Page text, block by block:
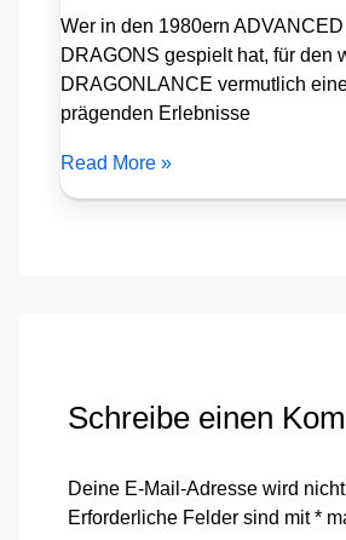
Wer in den 1980ern
DRAGONS gespielt hat, für den
DRAGONLANCE vermutlich
prägenden Erlebnisse
Read More »
Schreibe einen
Deine E-Mail-Adresse wird
Erforderliche Felder sind mit*